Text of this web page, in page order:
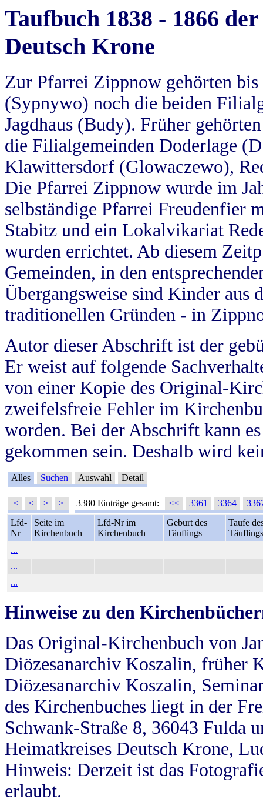
Taufbuch 1838 - 1866
Deutsch Krone
Zur Pfarrei Zippnow gehörten
(Sypnywo) noch die beiden
Jagdhaus (Budy). Früher
die Filialgemeinden Doderlage
Klawittersdorf (Glowaczewo),
Die Pfarrei Zippnow wurde im
selbständige Pfarrei Freudenfier
Stabitz und ein Lokalvikariat
wurden errichtet. Ab diesem
Gemeinden, in den
Übergangsweise sind Kinder aus
traditionellen Gründen - in
Autor dieser Abschrift ist der
Er weist auf folgende
von einer Kopie des Original-
zweifelsfreie Fehler im
worden. Bei der Abschrift kann
gekommen sein. Deshalb wird
Alles Suchen Auswahl Detail
|< < > >| 3380 Einträge gesamt: << 3361 3364
Lfd-
Nr
Seite im
Kirchenbuch
Lfd-Nr im
Kirchenbuch
Geburt des
Täuflings
Taufe
Täuflings
...
...
...
Hinweise zu den
Das Original-Kirchenbuch von
Diözesanarchiv Koszalin, früher
Diözesanarchiv Koszalin,
des Kirchenbuches liegt in der
Schwank-Straße 8, 36043 Fulda
Heimatkreises Deutsch Krone,
Hinweis: Derzeit ist das
erlaubt.